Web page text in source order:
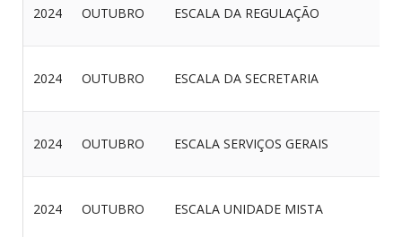
2024 OUTUBRO ESCALA DA REGULAÇÃO
2024 OUTUBRO ESCALA DA SECRETARIA
2024 OUTUBRO ESCALA SERVIÇOS GERAIS
2024 OUTUBRO ESCALA UNIDADE MISTA